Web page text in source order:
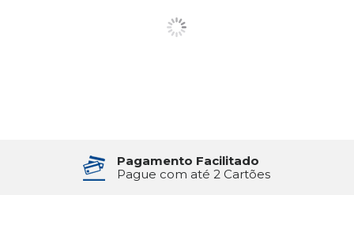
Pagamento Facilitado
Pague com até 2 Cartões